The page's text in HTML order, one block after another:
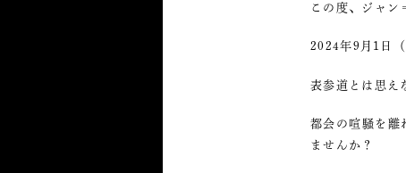
この度、ジャン
2024年9月1日
表参道とは思え
都会の喧騒を離
ませんか？